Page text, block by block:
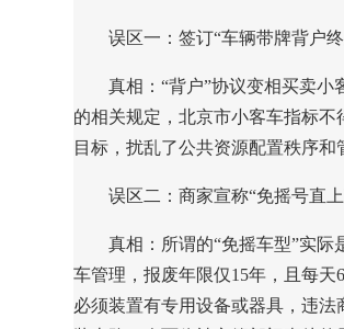
误区一：签订“车辆带牌背户
真相： “背户”协议变相买卖
的相关规定，北京市小客车指标
目标，扰乱了公共资源配置秩序和
误区二：商家宣称“免摇号直
真相： 所谓的“免摇车型”实
车管理，报废年限仅15年，且每
必须装置有专用设备或器具，违